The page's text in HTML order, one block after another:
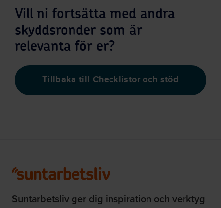
Vill ni fortsätta med andra
skyddsronder som är
relevanta för er?
Tillbaka till Checklistor och stöd
Suntarbetsliv ger dig inspiration och verktyg